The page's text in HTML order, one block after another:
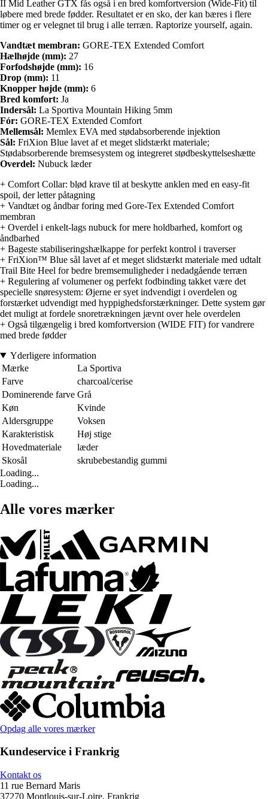
II Mid Leather GTX fås også i en bred komfortversion (Wide-Fit) til
løbere med brede fødder. Resultatet er en sko, der kan bæres i flere
timer og er velegnet til brug i alle terræn. Raptorize yourself, again.
Vandtæt membran: GORE-TEX Extended Comfort
Hælhøjde (mm): 27
Forfodshøjde (mm): 16
Drop (mm): 11
Knopper højde (mm): 6
Bred komfort: Ja
Indersål: La Sportiva Mountain Hiking 5mm
Fór: GORE-TEX Extended Comfort
Mellemsål: Memlex EVA med stødabsorberende injektion
Sål: FriXion Blue lavet af et meget slidstærkt materiale;
Stødabsorberende bremsesystem og integreret stødbeskyttelseshætte
Overdel: Nubuck læder
+ Comfort Collar: blød krave til at beskytte anklen med en easy-fit
spoil, der letter påtagning
+ Vandtæt og åndbar foring med Gore-Tex Extended Comfort
membran
+ Overdel i enkelt-lags nubuck for mere holdbarhed, komfort og
åndbarhed
+ Bageste stabiliseringshælkappe for perfekt kontrol i traverser
+ FriXion™ Blue sål lavet af et meget slidstærkt materiale med udtalt
Trail Bite Heel for bedre bremsemuligheder i nedadgående terræn
+ Regulering af volumener og perfekt fodbinding takket være det
specielle snøresystem: Øjerne er syet indvendigt i overdelen og
forstærket udvendigt med hyppighedsforstærkninger. Dette system gør
det muligt at fordele snoretrækningen jævnt over hele overdelen
+ Også tilgængelig i bred komfortversion (WIDE FIT) for vandrere
med brede fødder
Yderligere information
Mærke
La Sportiva
Farve
charcoal/cerise
Dominerende farve Grå
Køn
Kvinde
Aldersgruppe
Voksen
Karakteristisk
Høj stige
Hovedmateriale
læder
Skosål
skrubebestandig gummi
Loading...
Loading...
Alle vores mærker
Opdag alle vores mærker
Kundeservice i Frankrig
Kontakt os
11 rue Bernard Maris
37270 Montlouis-sur-Loire, Frankrig